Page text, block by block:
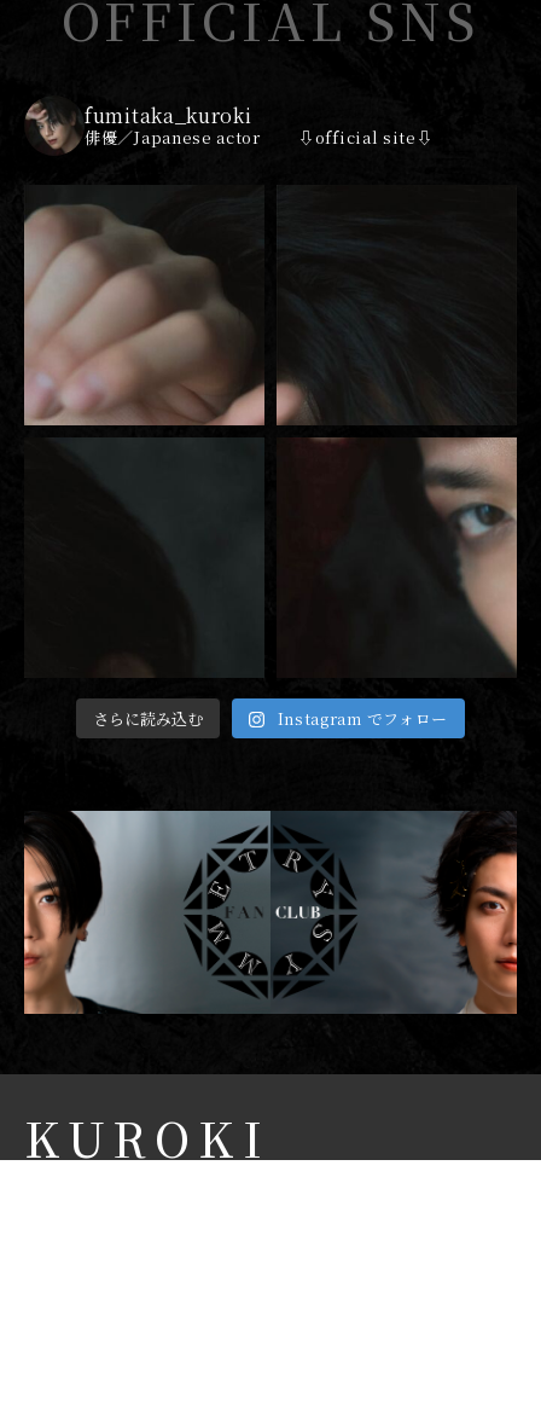
OFFICIAL SNS
fumitaka_kuroki
俳優／Japanese actor ⇩official site⇩
さらに読み込む Instagram でフォロー
KUROKI